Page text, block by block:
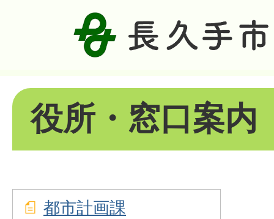
役所・窓口案内
都市計画課